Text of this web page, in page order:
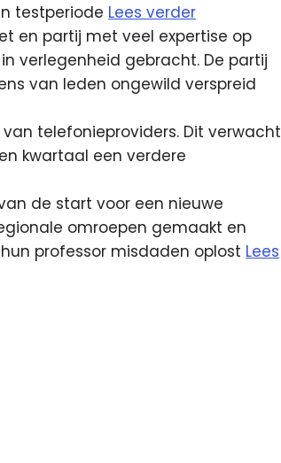
testperiode Lees verder
en partij met veel expertise op
verlegenheid gebracht. De partij
van leden ongewild verspreid
telefonieproviders. Dit verwacht
kwartaal een verdere
de start voor een nieuwe
omroepen gemaakt en
professor misdaden oplost Lees